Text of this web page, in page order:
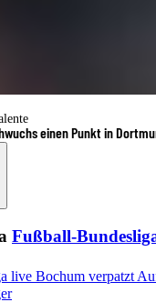
einen Punkt in
Fußball-
live Bochum verpatzt